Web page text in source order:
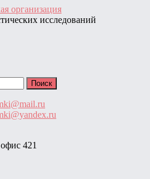
организация
исследований
421